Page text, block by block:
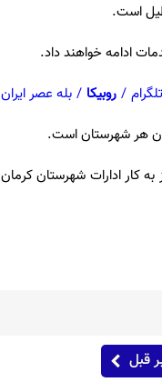
ادامه خواهند داد.
/ روبیکا / بله عصر ایران
هر شهرستان است.
کار ادارات شهرستان کرمان
قبل